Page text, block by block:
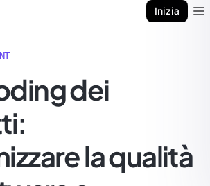
Inizia
dei
la qualità